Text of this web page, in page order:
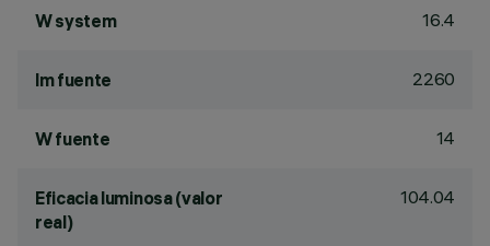
W system 16.4
lm fuente 2260
W fuente 14
Eficacia luminosa (valor
real)
104.04